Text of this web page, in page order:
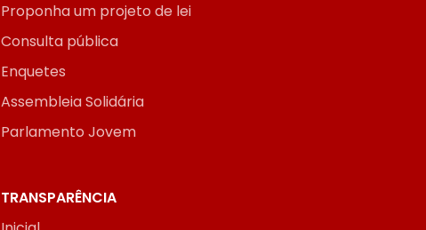
Proponha um projeto de lei
Consulta pública
Enquetes
Assembleia Solidária
Parlamento Jovem
TRANSPARÊNCIA